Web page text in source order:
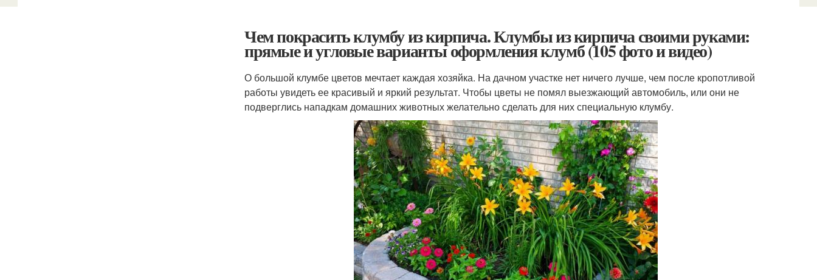
Чем покрасить клумбу из кирпича. Клумбы из кирпича своими руками:
прямые и угловые варианты оформления клумб (105 фото и видео)
О большой клумбе цветов мечтает каждая хозяйка. На дачном участке нет ничего лучше, чем после кропотливой
работы увидеть ее красивый и яркий результат. Чтобы цветы не помял выезжающий автомобиль, или они не
подверглись нападкам домашних животных желательно сделать для них специальную клумбу.